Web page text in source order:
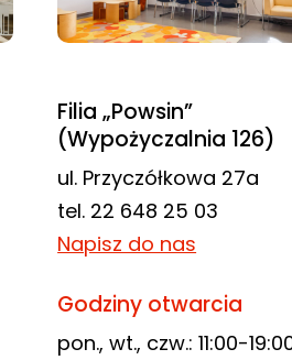
Filia „Powsin”
(Wypożyczalnia 126)
ul. Przyczółkowa 27a
tel. 22 648 25 03
Napisz do nas
Godziny otwarcia
pon., wt., czw.: 11:00-